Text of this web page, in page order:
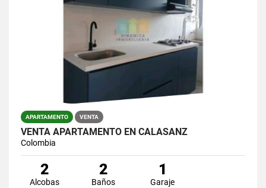
APARTAMENTO VENTA
VENTA APARTAMENTO EN CALASANZ
Colombia
2
Alcobas
2
Baños
1
Garaje